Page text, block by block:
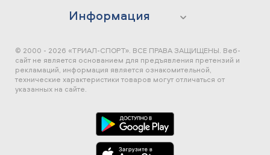
Информация
© 2000 - 2026 «ТРИАЛ-СПОРТ». ВСЕ ПРАВА ЗАЩИЩЕНЫ. Веб-
сайт не является основанием для предъявления претензий и
рекламаций, информация является ознакомительной,
технические характеристики товаров могут отличаться от
указанных на сайте.